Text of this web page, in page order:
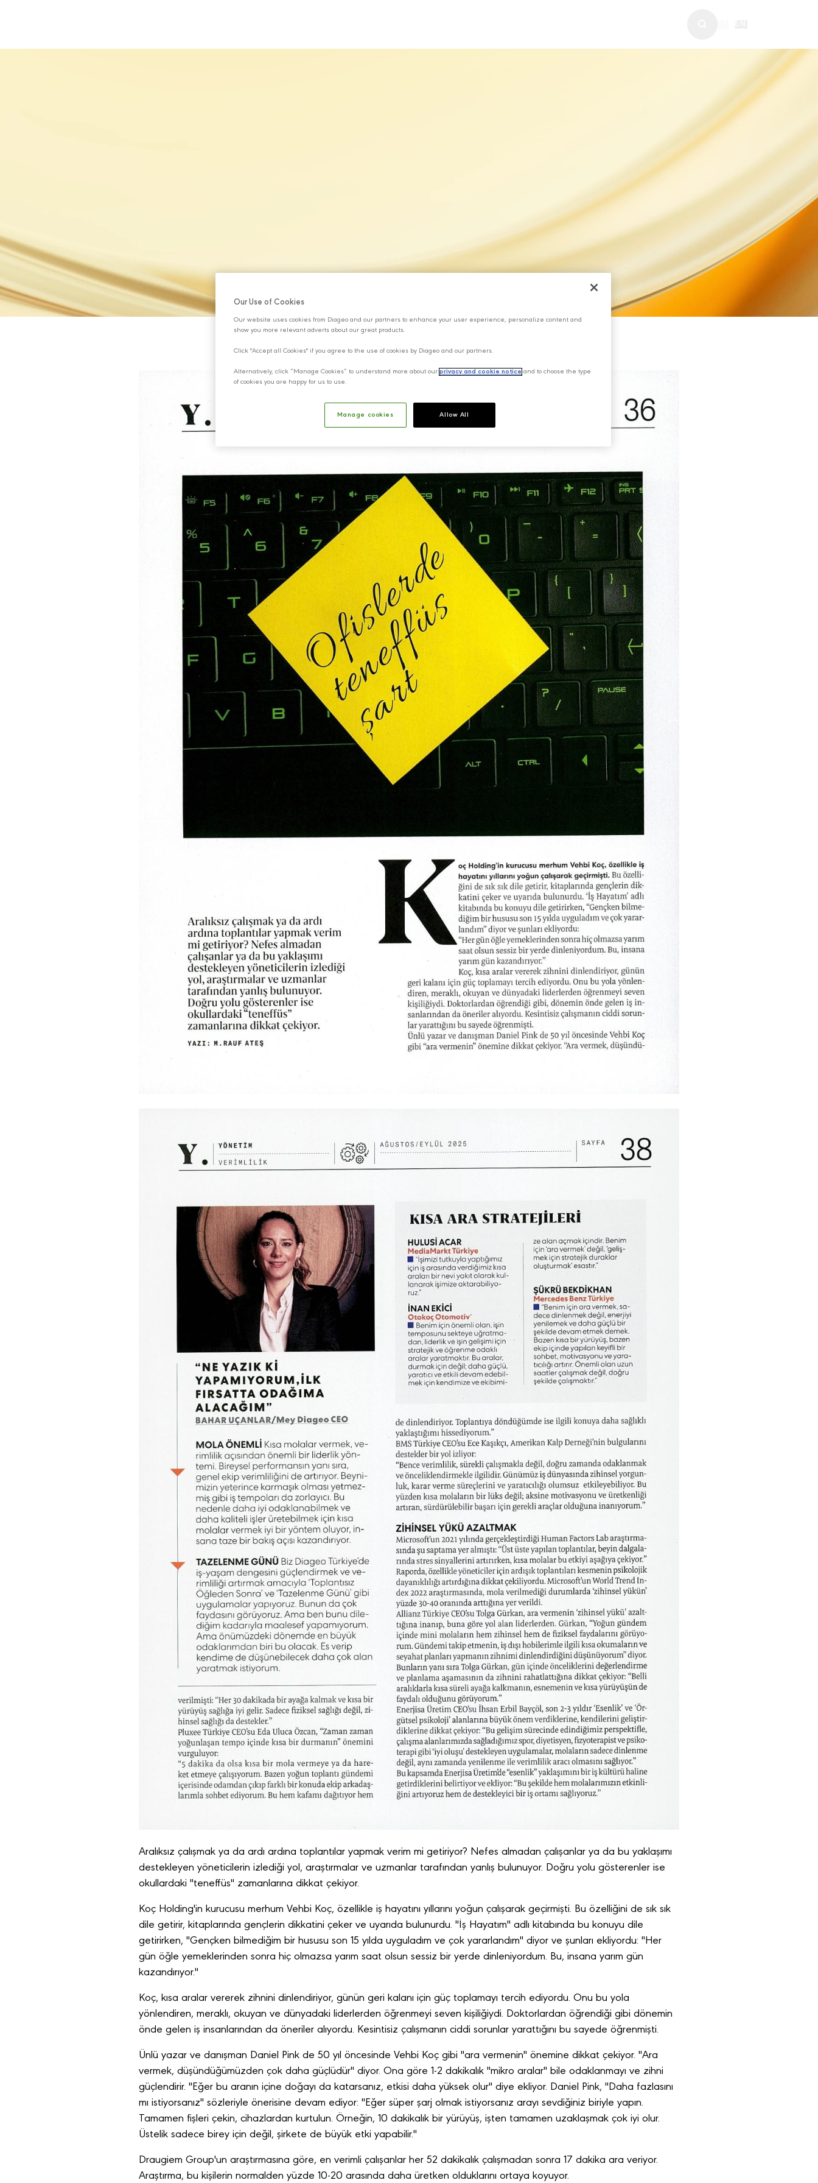
Aralıksız çalışmak ya da ardı ardına toplantılar yapmak verim mi getiriyor? Nefes almadan çalışanlar ya da bu yaklaşımı
destekleyen yöneticilerin izlediği yol, araştırmalar ve uzmanlar tarafından yanlış bulunuyor. Doğru yolu gösterenler ise
okullardaki "teneffüs" zamanlarına dikkat çekiyor.
Koç Holding'in kurucusu merhum Vehbi Koç, özellikle iş hayatını yıllarını yoğun çalışarak geçirmişti. Bu özelliğini de sık sık
dile getirir, kitaplarında gençlerin dikkatini çeker ve uyarıda bulunurdu. "İş Hayatım" adlı kitabında bu konuyu dile
getirirken, "Gençken bilmediğim bir hususu son 15 yılda uyguladım ve çok yararlandım" diyor ve şunları ekliyordu: "Her
gün öğle yemeklerinden sonra hiç olmazsa yarım saat olsun sessiz bir yerde dinleniyordum. Bu, insana yarım gün
kazandırıyor."
Koç, kısa aralar vererek zihnini dinlendiriyor, günün geri kalanı için güç toplamayı tercih ediyordu. Onu bu yola
yönlendiren, meraklı, okuyan ve dünyadaki liderlerden öğrenmeyi seven kişiliğiydi. Doktorlardan öğrendiği gibi dönemin
önde gelen iş insanlarından da öneriler alıyordu. Kesintisiz çalışmanın ciddi sorunlar yarattığını bu sayede öğrenmişti.
Ünlü yazar ve danışman Daniel Pink de 50 yıl öncesinde Vehbi Koç gibi "ara vermenin" önemine dikkat çekiyor. "Ara
vermek, düşündüğümüzden çok daha güçlüdür" diyor. Ona göre 1-2 dakikalık "mikro aralar" bile odaklanmayı ve zihni
güçlendirir. "Eğer bu aranın içine doğayı da katarsanız, etkisi daha yüksek olur" diye ekliyor. Daniel Pink, "Daha fazlasını
mı istiyorsanız" sözleriyle önerisine devam ediyor: "Eğer süper şarj olmak istiyorsanız arayı sevdiğiniz biriyle yapın.
Tamamen fişleri çekin, cihazlardan kurtulun. Örneğin, 10 dakikalık bir yürüyüş, işten tamamen uzaklaşmak çok iyi olur.
Üstelik sadece birey için değil, şirkete de büyük etki yapabilir."
Draugiem Group'un araştırmasına göre, en verimli çalışanlar her 52 dakikalık çalışmadan sonra 17 dakika ara veriyor.
Araştırma, bu kişilerin normalden yüzde 10-20 arasında daha üretken olduklarını ortaya koyuyor.
Our Use of Cookies
Our website uses cookies from Diageo and our partners to enhance your user experience, personalize content and
show you more relevant adverts about our great products.
Click "Accept all Cookies" if you agree to the use of cookies by Diageo and our partners.
Alternatively, click “Manage Cookies” to understand more about our privacy and cookie notice and to choose the type
of cookies you are happy for us to use.
Manage cookies Allow All